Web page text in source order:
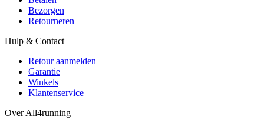
Bezorgen
Retourneren
Hulp & Contact
Retour aanmelden
Garantie
Winkels
Klantenservice
Over All4running